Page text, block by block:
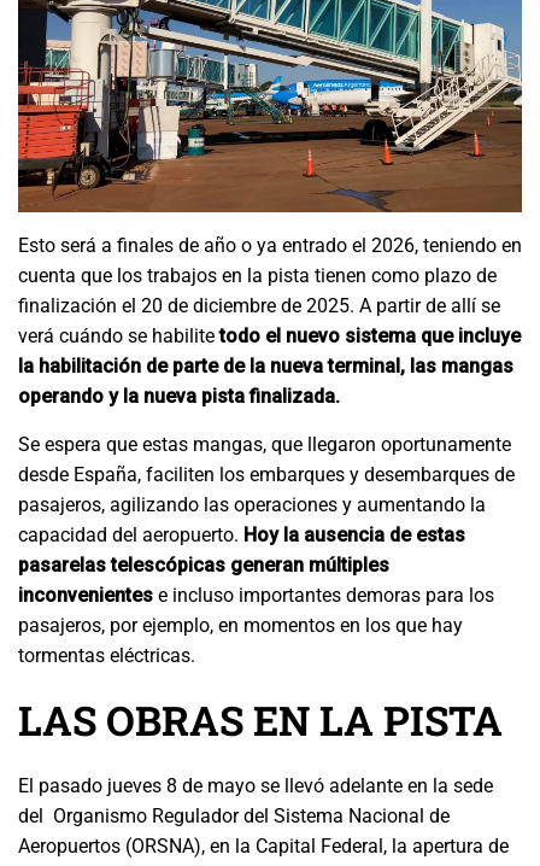
Esto será a finales de año o ya entrado el 2026, teniendo en
cuenta que los trabajos en la pista tienen como plazo de
finalización el 20 de diciembre de 2025. A partir de allí se
verá cuándo se habilitetodo el nuevo sistema que incluye
la habilitación de parte de la nueva terminal, las mangas
operando y la nueva pista finalizada.
Se espera que estas mangas, que llegaron oportunamente
desde España, faciliten los embarques y desembarques de
pasajeros, agilizando las operaciones y aumentando la
capacidad del aeropuerto. Hoy la ausencia de estas
pasarelas telescópicas generan múltiples
inconvenientes e incluso importantes demoras para los
pasajeros, por ejemplo, en momentos en los que hay
tormentas eléctricas.
LAS OBRAS EN LA PISTA
El pasado jueves 8 de mayo se llevó adelante en la sede
del Organismo Regulador del Sistema Nacional de
Aeropuertos (ORSNA), en la Capital Federal, la apertura de